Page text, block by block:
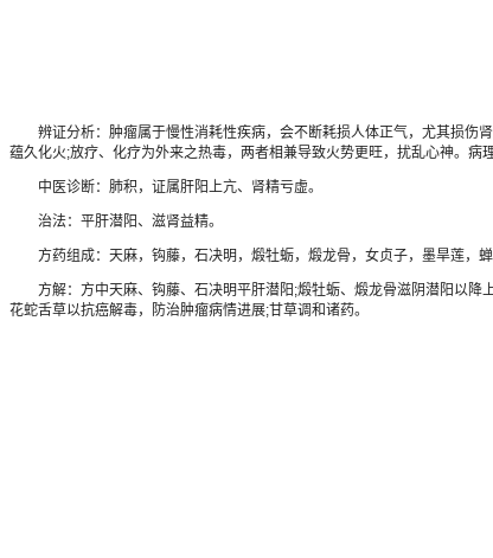
辨证分析：肿瘤属于慢性消耗性疾病，会不断耗损人体正气，尤其损伤肾
蕴久化火;放疗、化疗为外来之热毒，两者相兼导致火势更旺，扰乱心神。病
中医诊断：肺积，证属肝阳上亢、肾精亏虚。
治法：平肝潜阳、滋肾益精。
方药组成：天麻，钩藤，石决明，煅牡蛎，煅龙骨，女贞子，墨旱莲，蝉
方解：方中天麻、钩藤、石决明平肝潜阳;煅牡蛎、煅龙骨滋阴潜阳以降
花蛇舌草以抗癌解毒，防治肿瘤病情进展;甘草调和诸药。